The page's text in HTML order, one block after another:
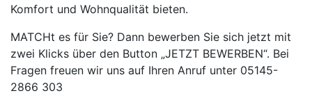
Komfort und Wohnqualität bieten.
MATCHt es für Sie? Dann bewerben Sie sich jetzt mit
zwei Klicks über den Button „JETZT BEWERBEN“. Bei
Fragen freuen wir uns auf Ihren Anruf unter 05145-
2866 303